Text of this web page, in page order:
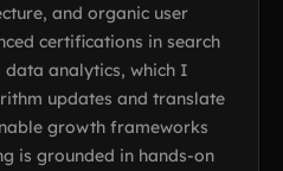
and organic user
certifications in search
analytics, which I
updates and translate
growth frameworks
is grounded in hands-on